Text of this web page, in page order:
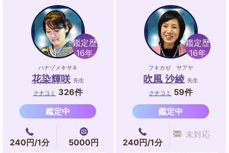
ド・リーディング ツイ
ンレイリーディング 波
動修正
鑑定歴
16年
ハナゾメキサキ
花染輝咲 先生
クチコミ
326件
鑑定中
240円/1分
5000円
鑑定歴
16年
フキカゼ サアヤ
吹風 沙綾 先生
クチコミ
59件
鑑定中
240円/1分
未対応